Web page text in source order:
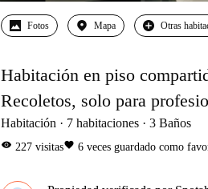
Fotos Mapa Otras
Habitación en piso
Recoletos, solo para
Habitación 7 habitaciones 3 Baños
visibility 227 visitasfavorite 6 veces guardado como